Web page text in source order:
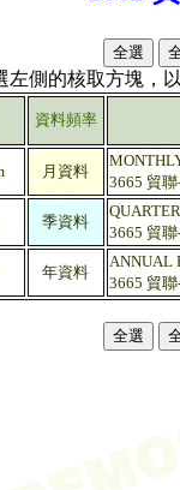
左側的核取方塊，
資料頻率
月資料
3665 貿
季資料
3665 貿
年資料
ANNUAL
3665 貿